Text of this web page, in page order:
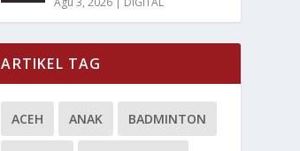
ARTIKEL TAG
ACEH ANAK BADMINTON